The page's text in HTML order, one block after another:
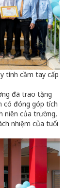
tính cầm tay cấp
đã trao tặng
có đóng góp tích
niên của trường,
nhiệm của tuổi